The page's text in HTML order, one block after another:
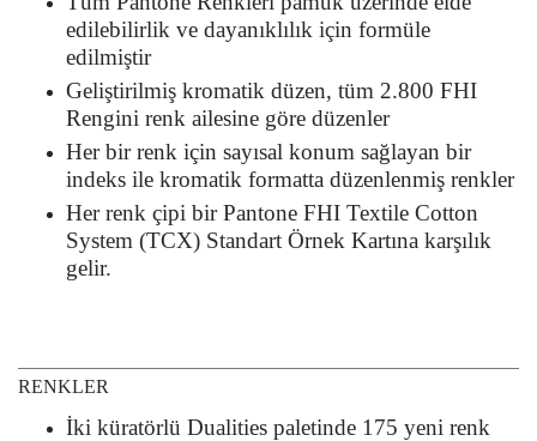
edilebilirlik ve dayanıklılık için formüle
edilmiştir
Geliştirilmiş kromatik düzen, tüm 2.800 FHI
Rengini renk ailesine göre düzenler
Her bir renk için sayısal konum sağlayan bir
indeks ile kromatik formatta düzenlenmiş renkler
Her renk çipi bir Pantone FHI Textile Cotton
System (TCX) Standart Örnek Kartına karşılık
gelir.
RENKLER
İki küratörlü Dualities paletinde 175 yeni renk